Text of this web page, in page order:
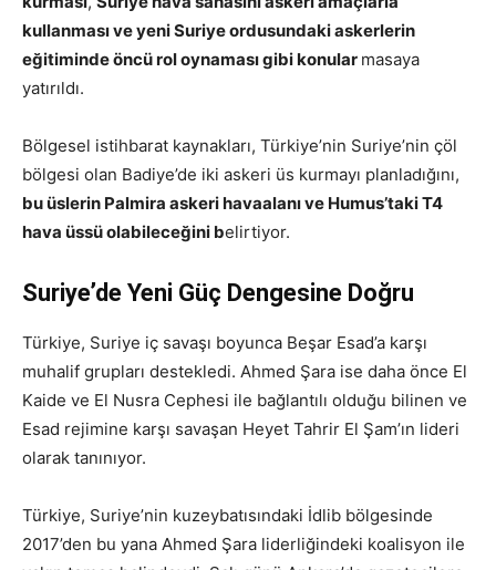
kullanması ve yeni Suriye ordusundaki askerlerin
eğitiminde öncü rol oynaması gibi konular masaya
yatırıldı.
Bölgesel istihbarat kaynakları, Türkiye’nin Suriye’nin çöl
bölgesi olan Badiye’de iki askeri üs kurmayı planladığını,
bu üslerin Palmira askeri havaalanı ve Humus’taki T4
hava üssü olabileceğini belirtiyor.
Suriye’de Yeni Güç Dengesine Doğru
Türkiye, Suriye iç savaşı boyunca Beşar Esad’a karşı
muhalif grupları destekledi. Ahmed Şara ise daha önce El
Kaide ve El Nusra Cephesi ile bağlantılı olduğu bilinen ve
Esad rejimine karşı savaşan Heyet Tahrir El Şam’ın lideri
olarak tanınıyor.
Türkiye, Suriye’nin kuzeybatısındaki İdlib bölgesinde
2017’den bu yana Ahmed Şara liderliğindeki koalisyon ile